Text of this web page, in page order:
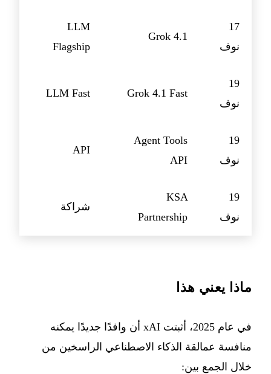
17
نوف
Grok 4.1
LLM
Flagship
19
نوف
Grok 4.1 Fast
LLM Fast
19
نوف
Agent Tools
API
API
19
نوف
KSA
Partnership
شراكة
ماذا يعني هذا
في عام 2025، أثبتت xAI أن وافدًا جديدًا يمكنه
منافسة عمالقة الذكاء الاصطناعي الراسخين من
خلال الجمع بين: